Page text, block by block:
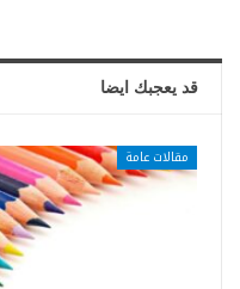
قد يعجبك ايضا
مقالات عامة